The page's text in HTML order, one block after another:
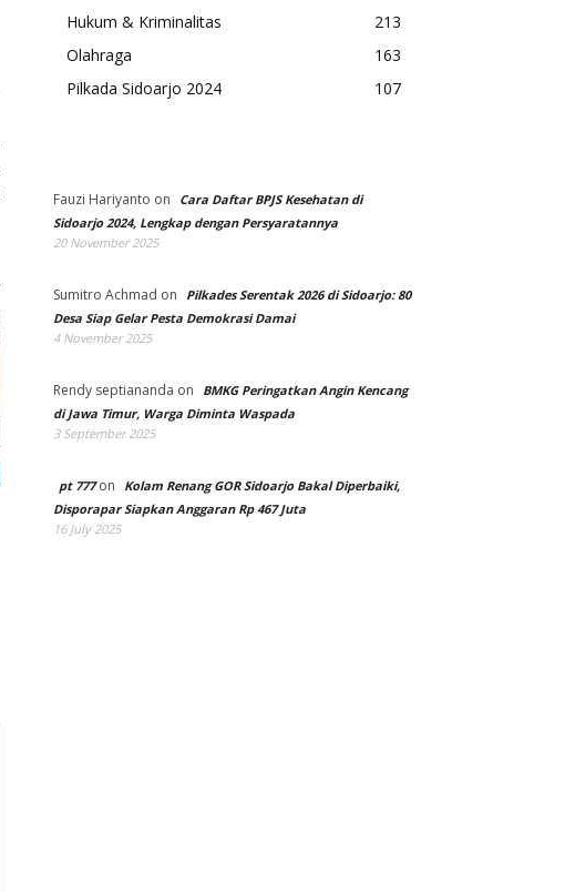
Hukum & Kriminalitas
213
Olahraga
163
Pilkada Sidoarjo 2024
107
Fauzi Hariyanto on
Cara Daftar BPJS Kesehatan di
Sidoarjo 2024, Lengkap dengan Persyaratannya
20 November 2025
Sumitro Achmad on
Pilkades Serentak 2026 di Sidoarjo: 80
Desa Siap Gelar Pesta Demokrasi Damai
4 November 2025
Rendy septiananda on
BMKG Peringatkan Angin Kencang
di Jawa Timur, Warga Diminta Waspada
3 September 2025
pt 777on
Kolam Renang GOR Sidoarjo Bakal Diperbaiki,
Disporapar Siapkan Anggaran Rp 467 Juta
16 July 2025